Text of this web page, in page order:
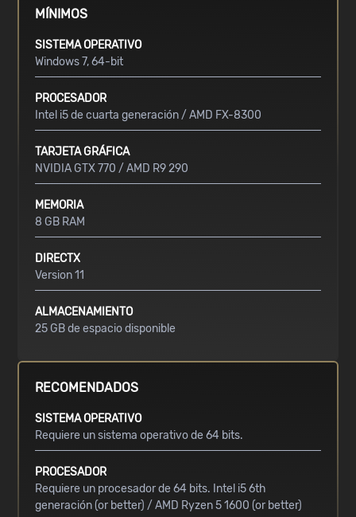
MÍNIMOS
SISTEMA OPERATIVO
Windows 7, 64-bit
PROCESADOR
Intel i5 de cuarta generación / AMD FX-8300
TARJETA GRÁFICA
NVIDIA GTX 770 / AMD R9 290
MEMORIA
8 GB RAM
DIRECTX
Version 11
ALMACENAMIENTO
25 GB de espacio disponible
RECOMENDADOS
SISTEMA OPERATIVO
Requiere un sistema operativo de 64 bits.
PROCESADOR
Requiere un procesador de 64 bits. Intel i5 6th
generación (or better) / AMD Ryzen 5 1600 (or better)